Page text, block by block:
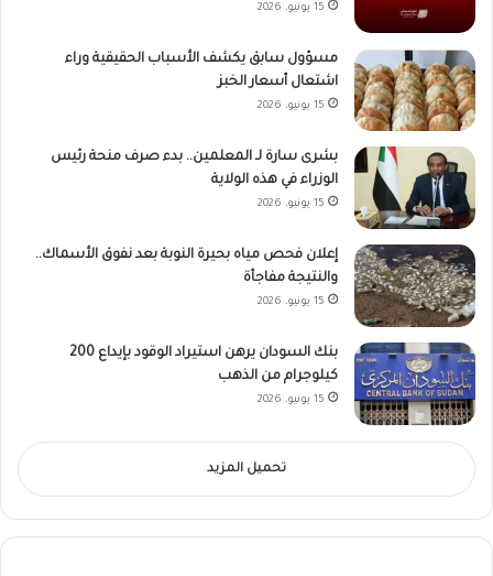
15 يونيو، 2026
مسؤول سابق يكشف الأسباب الحقيقية وراء
اشتعال أسعار الخبز
15 يونيو، 2026
بشرى سارة لـ المعلمين.. بدء صرف منحة رئيس
الوزراء في هذه الولاية
15 يونيو، 2026
إعلان فحص مياه بحيرة النوبة بعد نفوق الأسماك..
والنتيجة مفاجأة
15 يونيو، 2026
بنك السودان يرهن استيراد الوقود بإيداع 200
كيلوجرام من الذهب
15 يونيو، 2026
تحميل المزيد